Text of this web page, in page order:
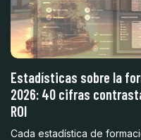
Estadísticas sobre la
2026: 40 cifras
ROI
Cada estadística de